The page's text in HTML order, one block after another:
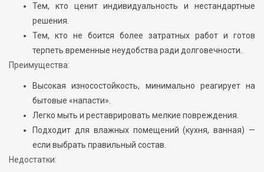
Тем, кто ценит индивидуальность и нестандартные
решения.
Тем, кто не боится более затратных работ и готов
терпеть временные неудобства ради долговечности.
Преимущества:
Высокая износостойкость, минимально реагирует на
бытовые «напасти».
Легко мыть и реставрировать мелкие повреждения.
Подходит для влажных помещений (кухня, ванная) —
если выбрать правильный состав.
Недостатки: